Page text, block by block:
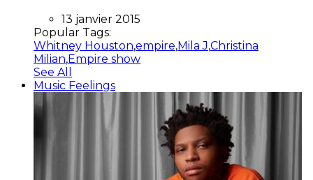
13 janvier 2015
Popular Tags:
Whitney Houston,empire,Mila J,Christina
Milian,Empire show
See All
Music Feelings